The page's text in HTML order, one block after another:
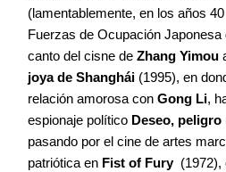
(lamentablemente, en los años
Fuerzas de Ocupación
canto del cisne de Zhang Yimou
joya de Shanghái (1995), en
relación amorosa con Gong Li,
espionaje político Deseo, peligro
pasando por el cine de artes
patriótica en Fist of Fury(1972),